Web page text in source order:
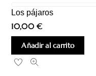
Los pájaros
10,00€
Añadir al carrito